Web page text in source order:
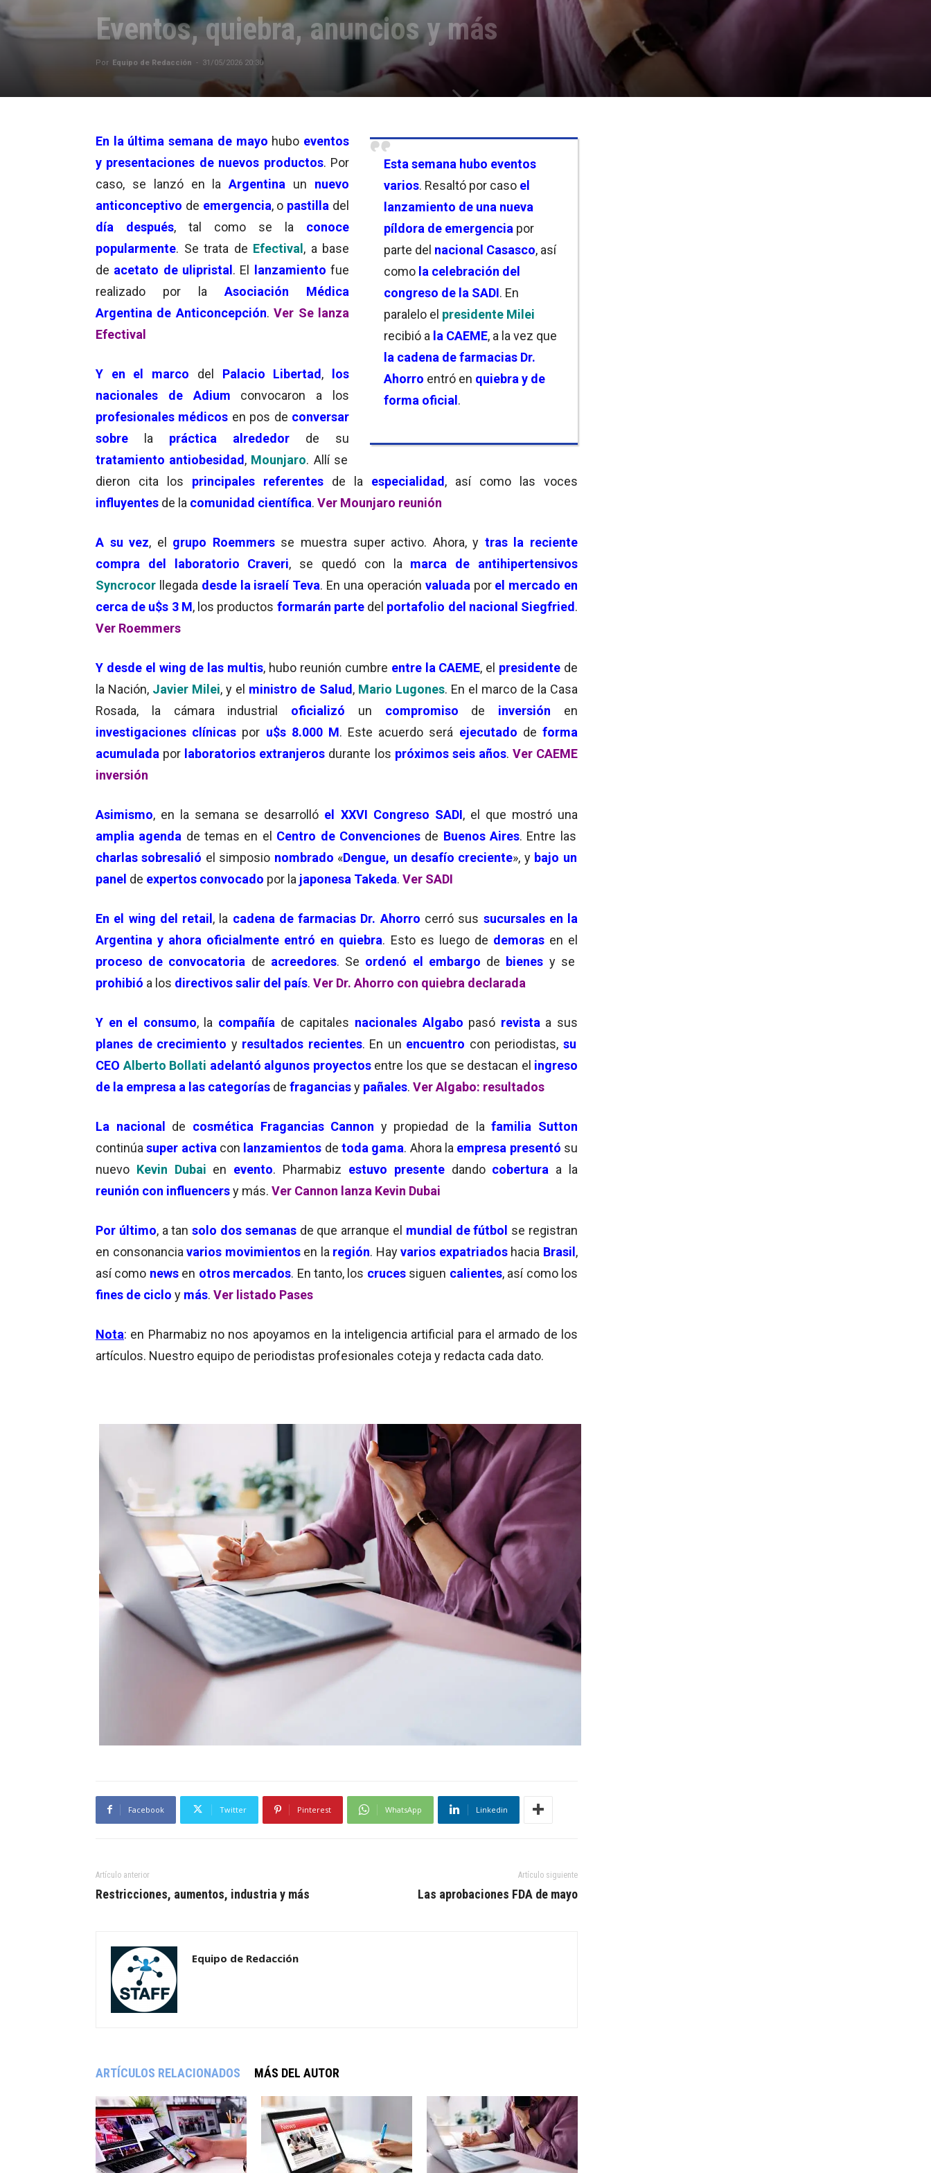
Eventos, quiebra, anuncios y más
Por Equipo de Redacción - 31/05/2026 20:30
Esta semana hubo eventos
varios. Resaltó por caso el
lanzamiento de una nueva
píldora de emergencia por
parte del nacional Casasco, así
como la celebración del
congreso de la SADI. En
paralelo el presidente Milei
recibió a la CAEME, a la vez que
la cadena de farmacias Dr.
Ahorro entró en quiebra y de
forma oficial.
En la última semana de mayo hubo eventos
y presentaciones de nuevos productos. Por
caso, se lanzó en laArgentina un nuevo
anticonceptivo de emergencia, o pastilla del
día después, tal como se la conoce
popularmente. Se trata de Efectival, a base
de acetato de ulipristal. El lanzamiento fue
realizado por la Asociación Médica
Argentina de Anticoncepción.Ver Se lanza
Efectival
Y en el marco del Palacio Libertad, los
nacionales de Adium convocaron a los
profesionales médicos en pos de conversar
sobre la práctica alrededor de su
tratamiento antiobesidad, Mounjaro. Allí se
dieron cita los principales referentes de la especialidad, así como las voces
influyentes de la comunidad científica. Ver Mounjaro reunión
A su vez, el grupo Roemmers se muestra super activo. Ahora, y tras la reciente
compra del laboratorio Craveri, se quedó con la marca de antihipertensivos
Syncrocor llegada desde la israelí Teva. En una operación valuada porel mercado en
cerca de u$s 3 M, los productos formarán parte del portafolio del nacional Siegfried.
Ver Roemmers
Y desde el wing de las multis, hubo reunión cumbre entre la CAEME, el presidente de
la Nación, Javier Milei, y el ministro de Salud, Mario Lugones. En el marco de la Casa
Rosada, la cámara industrial
oficializó un compromiso de inversión en
investigaciones clínicas por u$s 8.000 M. Este acuerdo será ejecutado deforma
acumulada por laboratorios extranjeros durante los próximos seis años. Ver CAEME
inversión
Asimismo, en la semana se desarrolló el XXVI Congreso SADI, el que mostró una
amplia agenda de temas en el Centro de Convenciones de Buenos Aires. Entre las
charlas sobresalió el simposio nombrado «Dengue, un desafío creciente», ybajo un
panel de expertos convocado por la japonesa Takeda. Ver SADI
En el wing del retail, la cadena de farmacias Dr. Ahorro cerró sus sucursales en la
Argentina y ahora oficialmente entró en quiebra. Esto es luego de demoras en el
proceso de convocatoria de acreedores. Se ordenó el embargo de bienes y se
prohibió a los directivos salir del país. Ver Dr. Ahorro con quiebra declarada
Y en el consumo, la compañía de capitales nacionales Algabo pasó revista a sus
planes de crecimiento y resultados recientes. En un encuentro con periodistas, su
CEO Alberto Bollati adelantó algunos proyectos entre los que se destacan el ingreso
de la empresa a las categorías de fraganciasy pañales. Ver Algabo: resultados
La nacional de cosmética Fragancias Cannon y propiedad de lafamilia Sutton
continúasuper activa con lanzamientos de toda gama. Ahora la empresa presentó su
nuevo Kevin Dubai en evento. Pharmabiz estuvo presente dando cobertura a la
reunión con influencersy más. Ver Cannon lanza Kevin Dubai
Por último, a tan solo dos semanasde que arranque el mundial de fútbol se registran
en consonanciavarios movimientosen la región. Hayvarios expatriadoshacia Brasil,
así como news en otros mercados. En tanto, los cruces siguen calientes, así como los
fines de ciclo y más. Ver listado Pases
Nota: en Pharmabiz no nos apoyamos en la inteligencia artificial para el armado de los
artículos. Nuestro equipo de periodistas profesionales coteja y redacta cada dato.
Facebook Twitter Pinterest WhatsApp Linkedin
Artículo anterior
Restricciones, aumentos, industria y más
Artículo siguiente
Las aprobaciones FDA de mayo
Equipo de Redacción
ARTÍCULOS RELACIONADOS MÁS DEL AUTOR